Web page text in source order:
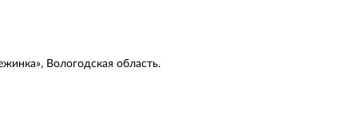
Вологодская область.